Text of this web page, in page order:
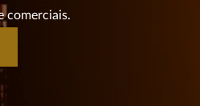
comerciais.